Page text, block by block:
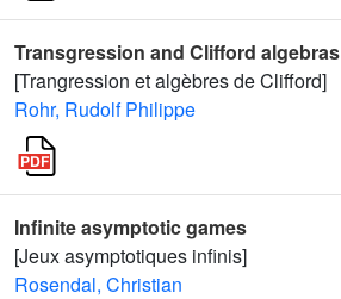
Transgression and Clifford algebras
[Trangression et algèbres de Clifford]
Rohr, Rudolf Philippe
Infinite asymptotic games
[Jeux asymptotiques infinis]
Rosendal, Christian